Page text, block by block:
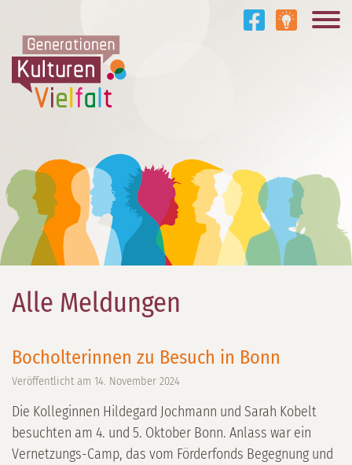
Alle Meldungen
Bocholterinnen zu Besuch in Bonn
Veröffentlicht am 14. November 2024
Die Kolleginnen Hildegard Jochmann und Sarah Kobelt
besuchten am 4. und 5. Oktober Bonn. Anlass war ein
Vernetzungs-Camp, das vom Förderfonds Begegnung und